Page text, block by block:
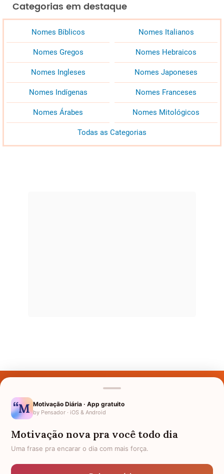
Categorias em destaque
Nomes Bíblicos Nomes Italianos
Nomes Gregos Nomes Hebraicos
Nomes Ingleses Nomes Japoneses
Nomes Indígenas Nomes Franceses
Nomes Árabes Nomes Mitológicos
Todas as Categorias
Nomes pelo Mundo
Política de Privacidade
Motivação Diária · App gratuito
by Pensador · iOS & Android
Motivação nova pra você todo dia
Uma frase pra encarar o dia com mais força.